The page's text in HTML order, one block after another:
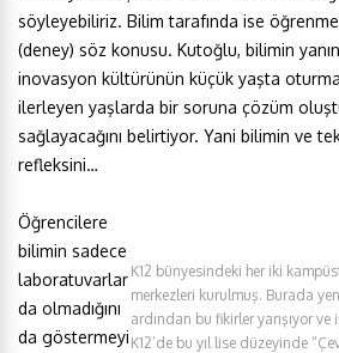
söyleyebiliriz. Bilim tarafında ise
(deney) söz konusu. Kutoğlu, bilimin
inovasyon kültürünün küçük yaşta
ilerleyen yaşlarda bir soruna çözüm
sağlayacağını belirtiyor. Yani bilimin ve
refleksini…
K12 bünyesindeki her iki
merkezleri kurulmuş. Burada
ardından bu fikirler yarışıyor
K12’de bu yıl lise düzeyinde
Öğrencilere
bilimin sadece
laboratuvarlar
da olmadığını
da göstermeyi